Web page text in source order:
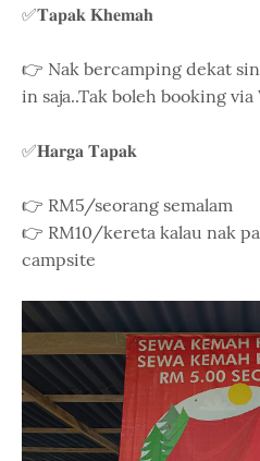
✅𝐓𝐚𝐩𝐚𝐤 𝐊𝐡𝐞𝐦𝐚𝐡
👉 Nak bercamping dekat
in saja..Tak boleh booking via
✅𝐇𝐚𝐫𝐠𝐚 𝐓𝐚𝐩𝐚𝐤
👉 RM5/seorang semalam
👉 RM10/kereta kalau nak
campsite